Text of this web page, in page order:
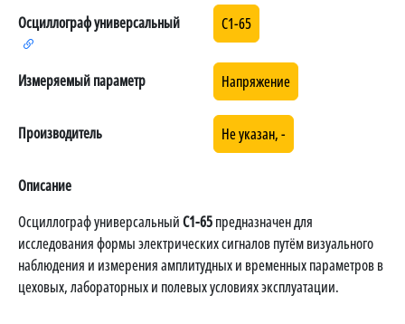
Осциллограф универсальный С1-65
Измеряемый параметр Напряжение
Производитель Не указан, -
Описание
Осциллограф универсальныйС1-65предназначен для
исследования формы электрических сигналов путём визуального
наблюдения и измерения амплитудных и временных параметров в
цеховых, лабораторных и полевых условиях эксплуатации.